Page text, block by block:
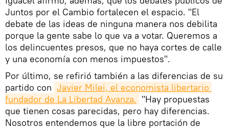
Juntos por el Cambio fortalecen el espacio. "El
debate de las ideas de ninguna manera nos debilita
porque la gente sabe lo que va a votar. Queremos a
los delincuentes presos, que no haya cortes de calle
y una economía con menos impuestos".
Por último, se refirió también a las diferencias de su
partido con Javier Milei, el economista libertario
fundador de La Libertad Avanza. "Hay propuestas
que tienen cosas parecidas, pero hay diferencias.
Nosotros entendemos que la libre portación de